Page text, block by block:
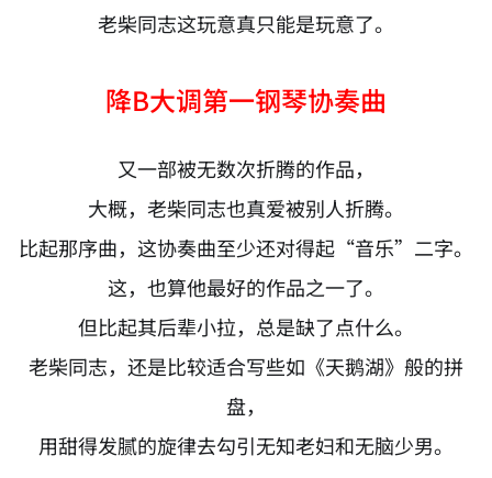
老柴同志这玩意真只能是玩意了。
降B大调第一钢琴协奏曲
又一部被无数次折腾的作品，
大概，老柴同志也真爱被别人折腾。
比起那序曲，这协奏曲至少还对得起“音乐”二字。
这，也算他最好的作品之一了。
但比起其后辈小拉，总是缺了点什么。
老柴同志，还是比较适合写些如《天鹅湖》般的拼
盘，
用甜得发腻的旋律去勾引无知老妇和无脑少男。